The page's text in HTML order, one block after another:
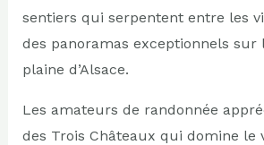
sentiers qui serpentent entre les
des panoramas exceptionnels sur
plaine d’Alsace.
Les amateurs de randonnée
des Trois Châteaux qui domine le